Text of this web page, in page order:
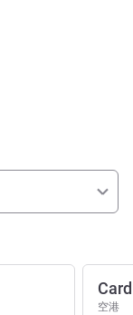
空港